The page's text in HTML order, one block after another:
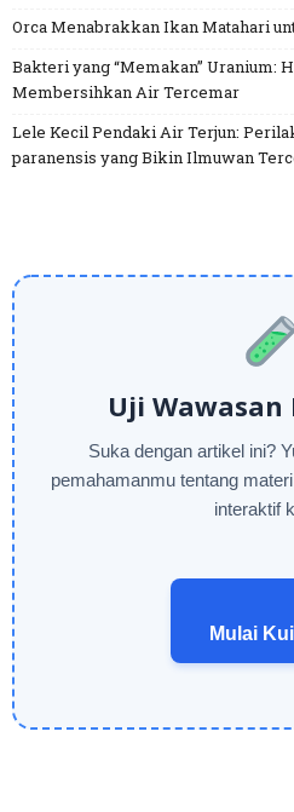
Orca Menabrakkan Ikan Matahari
Bakteri yang “Memakan” Uranium:
Membersihkan Air Tercemar
Lele Kecil Pendaki Air Terjun:
paranensis yang Bikin Ilmuwan
Uji
Suka dengan artikel ini?
pemahamanmu tentang
interaktif
Mulai